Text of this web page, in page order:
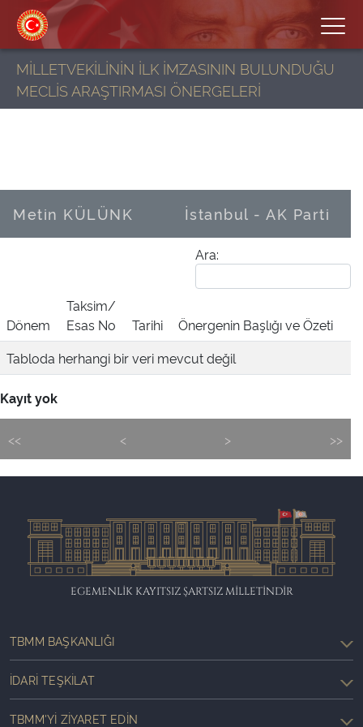
MİLLETVEKİLİNİN İLK İMZASININ BULUNDUĞU
MECLİS ARAŞTIRMASI ÖNERGELERİ
Metin KÜLÜNK İstanbul - AK Parti
Ara:
Dönem
Taksim/
Esas No
Tarihi
Önergenin Başlığı ve Özeti
Tabloda herhangi bir veri mevcut değil
Kayıt yok
<< < > >>
EGEMENLİK KAYITSIZ ŞARTSIZ MİLLETİNDİR
TBMM BAŞKANLIĞI
İDARI TEŞKILAT
TBMM'YI ZIYARET EDIN